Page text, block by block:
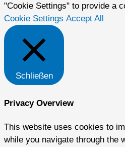
"Cookie Settings" to provide a
Cookie Settings Accept All
Schließen
Privacy Overview
This website uses cookies to
while you navigate through the